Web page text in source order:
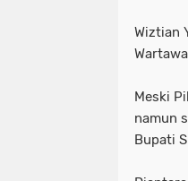
Wiztian
Meski
namun
Bupati